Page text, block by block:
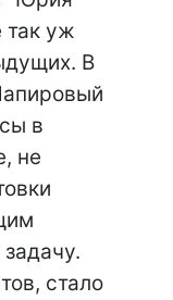
так уж
В
в
не
стало